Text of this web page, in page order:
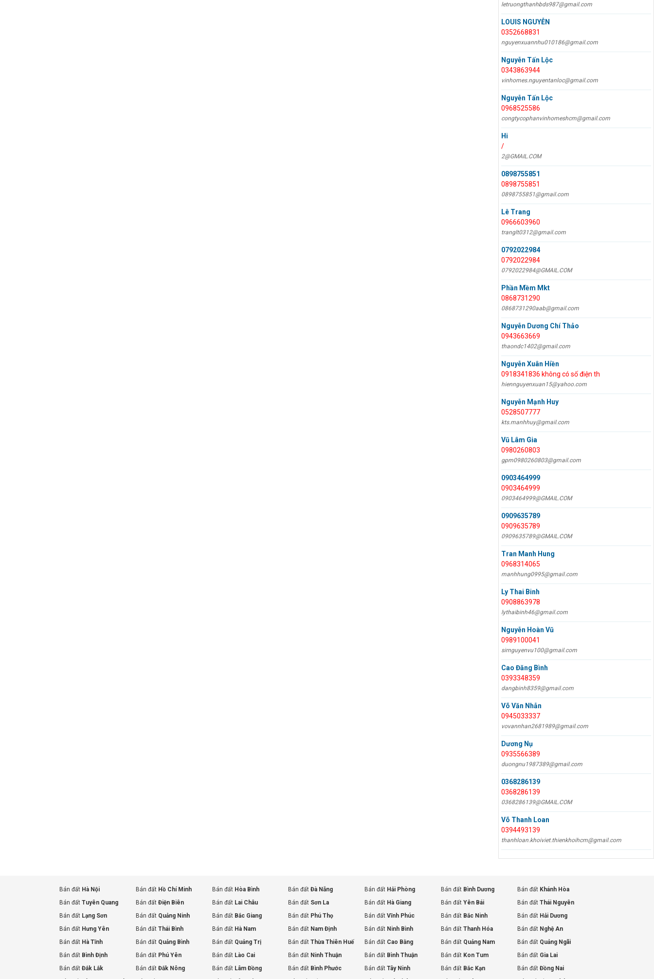
letruongthanhbds987@gmail.com
LOUIS NGUYỄN
0352668831
nguyenxuannhu010186@gmail.com
Nguyễn Tấn Lộc
0343863944
vinhomes.nguyentanloc@gmail.com
Nguyễn Tấn Lộc
0968525586
congtycophanvinhomeshcm@gmail.com
Hi
/
2@GMAIL.COM
0898755851
0898755851
0898755851@gmail.com
Lê Trang
0966603960
tranglt0312@gmail.com
0792022984
0792022984
0792022984@GMAIL.COM
Phần Mềm Mkt
0868731290
0868731290aab@gmail.com
Nguyễn Dương Chí Thảo
0943663669
thaondc1402@gmail.com
Nguyễn Xuân Hiền
0918341836 không có số điện th
hiennguyenxuan15@yahoo.com
Nguyễn Mạnh Huy
0528507777
kts.manhhuy@gmail.com
Vũ Lâm Gia
0980260803
gpm0980260803@gmail.com
0903464999
0903464999
0903464999@GMAIL.COM
0909635789
0909635789
0909635789@GMAIL.COM
Tran Manh Hung
0968314065
manhhung0995@gmail.com
Ly Thai Binh
0908863978
lythaibinh46@gmail.com
Nguyễn Hoàn Vũ
0989100041
sirnguyenvu100@gmail.com
Cao Đăng Bình
0393348359
dangbinh8359@gmail.com
Võ Văn Nhẫn
0945033337
vovannhan2681989@gmail.com
Dương Nụ
0935566389
duongnu1987389@gmail.com
0368286139
0368286139
0368286139@GMAIL.COM
Võ Thanh Loan
0394493139
thanhloan.khoiviet.thienkhoihcm@gmail.com
Bán đất Hà Nội Bán đất Hồ Chí Minh Bán đất Hòa Bình Bán đấtĐà Nẵng Bán đất Hải Phòng Bán đất Bình Dương Bán đất Khánh Hòa
Bán đất Tuyên Quang Bán đất Điện Biên Bán đất Lai Châu Bán đất Sơn La Bán đất Hà Giang Bán đất Yên Bái Bán đất Thái Nguyên
Bán đất Lạng Sơn Bán đất Quảng Ninh Bán đất Bắc Giang Bán đất Phú Thọ Bán đấtVĩnh Phúc Bán đất Bắc Ninh Bán đất Hải Dương
Bán đất Hưng Yên Bán đất Thái Bình Bán đất Hà Nam Bán đất Nam Định Bán đất Ninh Bình Bán đất Thanh Hóa Bán đất Nghệ An
Bán đất Hà Tĩnh Bán đất Quảng Bình Bán đất Quảng Trị Bán đấtThừa Thiên Huế Bán đất Cao Bằng Bán đất Quảng Nam Bán đất Quảng Ngãi
Bán đất Bình Định Bán đất Phú Yên Bán đất Lào Cai Bán đất Ninh Thuận Bán đất Bình Thuận Bán đất Kon Tum Bán đất Gia Lai
Bán đất Đắk Lắk Bán đất Đắk Nông Bán đất Lâm Đồng Bán đất Bình Phước Bán đấtTây Ninh Bán đất Bắc Kạn Bán đất Đồng Nai